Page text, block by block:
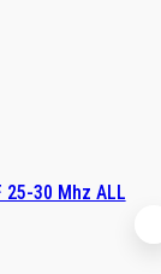
25-30 Mhz ALL